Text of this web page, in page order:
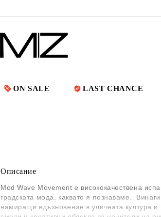
ON SALE LAST CHANCE
Описание
Mod Wave Movement е висококачествена
градската мода, каквато я познаваме.
намиращи вдъхновение в уличната култура и